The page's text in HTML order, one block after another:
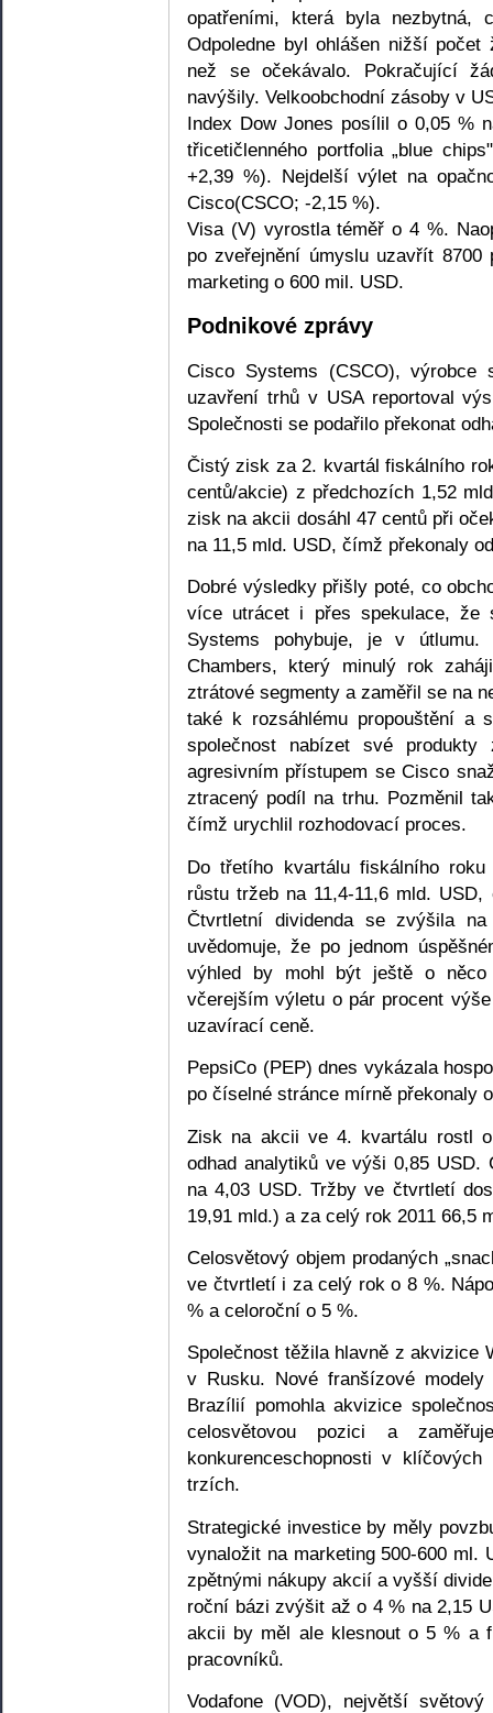
opatřeními, která byla nezbytná,
Odpoledne byl ohlášen nižší
než se očekávalo. Pokračující
navýšily. Velkoobchodní zásoby v
Index Dow Jones posílil o 0,05 %
třicetičlenného portfolia „blue
+2,39 %). Nejdelší výlet na
Cisco(CSCO; -2,15 %).
Visa (V) vyrostla téměř o 4 %.
po zveřejnění úmyslu uzavřít
marketing o 600 mil. USD.
Podnikové zprávy
Cisco Systems (CSCO),
uzavření trhů v USA reportoval
Společnosti se podařilo překonat
Čistý zisk za 2. kvartál fiskálního
centů/akcie) z předchozích 1,52
zisk na akcii dosáhl 47 centů při
na 11,5 mld. USD, čímž překonaly
Dobré výsledky přišly poté, co
více utrácet i přes spekulace, že
Systems pohybuje, je v
Chambers, který minulý rok
ztrátové segmenty a zaměřil se na
také k rozsáhlému propouštění a
společnost nabízet své
agresivním přístupem se Cisco
ztracený podíl na trhu. Pozměnil
čímž urychlil rozhodovací proces.
Do třetího kvartálu fiskálního
růstu tržeb na 11,4-11,6 mld.
Čtvrtletní dividenda se zvýšila
uvědomuje, že po jednom
výhled by mohl být ještě o
včerejším výletu o pár procent
uzavírací ceně.
PepsiCo (PEP) dnes vykázala
po číselné stránce mírně překonaly
Zisk na akcii ve 4. kvartálu rostl
odhad analytiků ve výši 0,85
na 4,03 USD. Tržby ve čtvrtletí
19,91 mld.) a za celý rok 2011 66,5
Celosvětový objem prodaných
ve čtvrtletí i za celý rok o 8 %.
% a celoroční o 5 %.
Společnost těžila hlavně z akvizice
v Rusku. Nové franšízové
Brazílií pomohla akvizice
celosvětovou pozici a
konkurenceschopnosti v
trzích.
Strategické investice by měly
vynaložit na marketing 500-600
zpětnými nákupy akcií a vyšší
roční bázi zvýšit až o 4 % na 2,15
akcii by měl ale klesnout o 5 % a
pracovníků.
Vodafone (VOD), největší